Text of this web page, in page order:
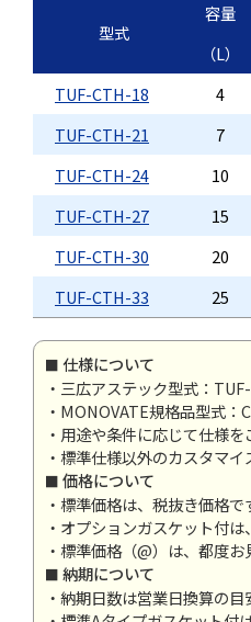
型式
容量
（L）
TUF-CTH-18
4
TUF-CTH-21
7
TUF-CTH-24
10
TUF-CTH-27
15
TUF-CTH-30
20
TUF-CTH-33
25
仕様について
・三広アステック型式：
・MONOVATE規格品型式：
・用途や条件に応じて仕様を
・標準仕様以外のカスタマイ
価格について
・標準価格は、税抜き価格で
・オプションガスケット付は
・標準価格（@）は、都度お
納期について
・納期日数は営業日換算の